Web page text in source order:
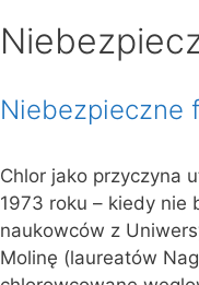
Niebezpieczne
Chlor jako przyczyna
1973 roku – kiedy nie
naukowców z
Molinę (laureatów